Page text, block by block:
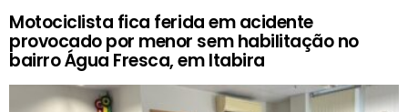
Motociclista fica ferida em acidente
provocado por menor sem habilitação no
bairro Água Fresca, em Itabira